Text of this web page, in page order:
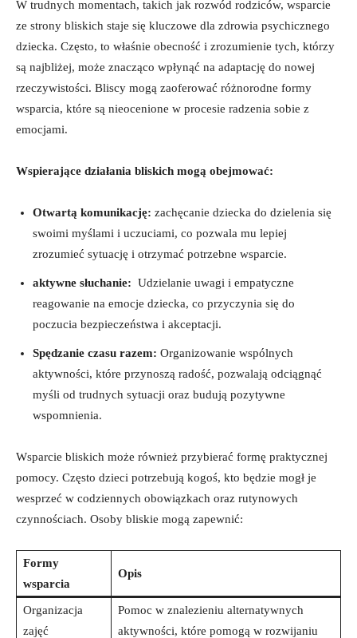
W ⁤trudnych momentach, ​takich ‍jak rozwód rodziców, wsparcie
ze strony bliskich staje się kluczowe dla zdrowia psychicznego
⁢dziecka.‌ Często, to właśnie obecność‌ i⁢ zrozumienie‍ tych,⁣ którzy ​
są najbliżej,⁢ może znacząco wpłynąć ⁣na adaptację do nowej
rzeczywistości. ​Bliscy mogą ⁤zaoferować ⁣różnorodne formy
⁤wsparcia,⁤ które​ są nieocenione⁢ w procesie ⁢radzenia ‍sobie z
emocjami.
Wspierające działania bliskich mogą⁣ obejmować:
Otwartą komunikację: zachęcanie‍ dziecka do dzielenia się⁤
swoimi myślami i uczuciami, co pozwala mu⁢ lepiej
zrozumieć sytuację i otrzymać potrzebne wsparcie.
aktywne słuchanie: ‍ Udzielanie uwagi i empatyczne
reagowanie ‌na emocje dziecka, co przyczynia się do
poczucia bezpieczeństwa ‍i⁤ akceptacji.
Spędzanie czasu razem: Organizowanie wspólnych
aktywności, które przynoszą⁣ radość, ​pozwalają odciągnąć
⁢myśli⁣ od trudnych sytuacji oraz ‌budują pozytywne
wspomnienia.
Wsparcie ⁢bliskich może również przybierać⁣ formę praktycznej
pomocy. Często dzieci⁢ potrzebują kogoś, kto będzie mogł je
wesprzeć w codziennych obowiązkach ​oraz ‌rutynowych
czynnościach. ⁣Osoby ​bliskie​ mogą zapewnić:
Formy
wsparcia
Opis
Organizacja
zajęć‍
Pomoc⁣ w ⁤znalezieniu ⁢alternatywnych
aktywności, które pomogą w rozwijaniu